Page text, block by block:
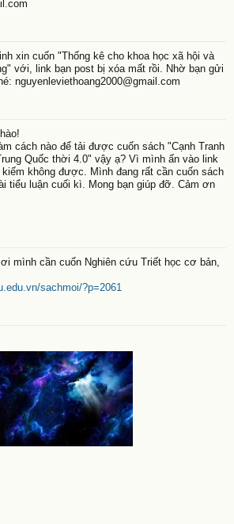
xin cuốn "Thống kê cho khoa học xã hội và
với, link bạn post bị xóa mất rồi. Nhờ bạn gửi
nguyenleviethoang2000@gmail.com
cách nào để tải được cuốn sách "Cạnh Tranh
Quốc thời 4.0" vậy ạ? Vì mình ấn vào link
kiếm không được. Mình đang rất cần cuốn sách
tiểu luận cuối kì. Mong bạn giúp đỡ. Cảm ơn
ơi mình cần cuốn Nghiên cứu Triết học cơ bản,
sachmoi/?p=2061